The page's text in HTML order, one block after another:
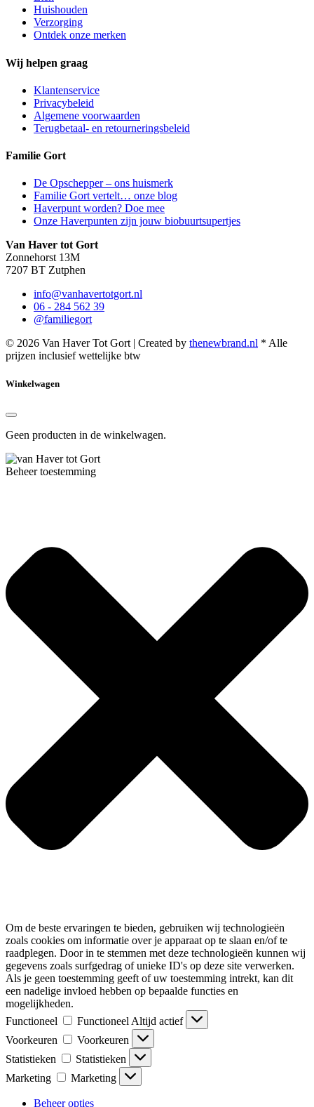
Huishouden
Verzorging
Ontdek onze merken
Wij helpen graag
Klantenservice
Privacybeleid
Algemene voorwaarden
Terugbetaal- en retourneringsbeleid
Familie Gort
De Opschepper – ons huismerk
Familie Gort vertelt… onze blog
Haverpunt worden? Doe mee
Onze Haverpunten zijn jouw biobuurtsupertjes
Van Haver tot Gort
Zonnehorst 13M
7207 BT Zutphen
info@vanhavertotgort.nl
06 - 284 562 39
@familiegort
© 2026 Van Haver Tot Gort | Created by thenewbrand.nl * Alle
prijzen inclusief wettelijke btw
Winkelwagen
Geen producten in de winkelwagen.
Beheer toestemming
Om de beste ervaringen te bieden, gebruiken wij technologieën
zoals cookies om informatie over je apparaat op te slaan en/of te
raadplegen. Door in te stemmen met deze technologieën kunnen wij
gegevens zoals surfgedrag of unieke ID's op deze site verwerken.
Als je geen toestemming geeft of uw toestemming intrekt, kan dit
een nadelige invloed hebben op bepaalde functies en
mogelijkheden.
Functioneel
Functioneel Altijd actief
Voorkeuren
Voorkeuren
Statistieken
Statistieken
Marketing
Marketing
Beheer opties